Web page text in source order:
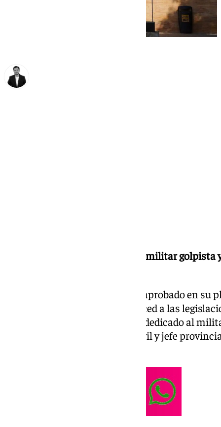
Camas retira su nominación al militar golpista
ha aprobado en su
barrio de Coca de la Piñera merced a las
democrática, al estar el mismo dedicado al
posteriormente Gobernador Civil y jefe